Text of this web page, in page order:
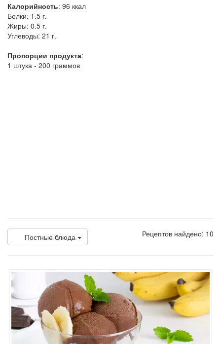
Калорийность: 96 ккал
Белки: 1.5 г.
Жиры: 0.5 г.
Углеводы: 21 г.
Пропорции продукта:
1 штука - 200 граммов
Постные блюда Рецептов найдено: 10